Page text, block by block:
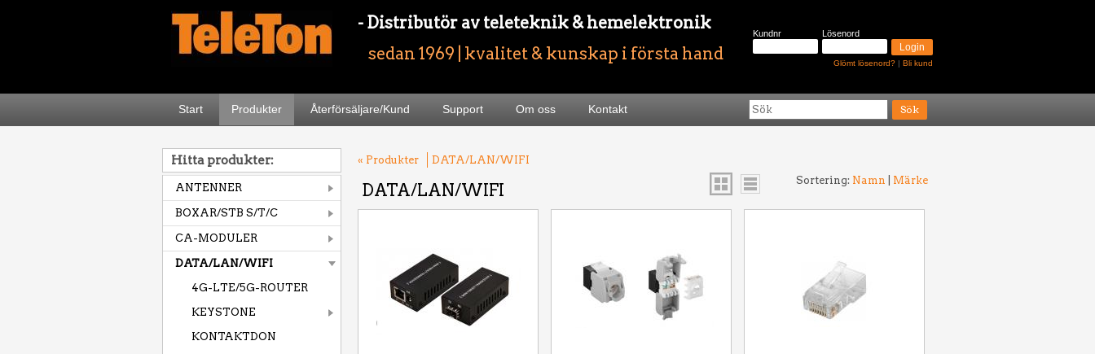
- Distributör av teleteknik & hemelektronik
sedan 1969 | kvalitet & kunskap i första hand
Kundnr Lösenord
Glömt lösenord? | Bli kund
Start Produkter Återförsäljare/Kund Support Om oss Kontakt
Hitta produkter:
ANTENNER
BOXAR/STB S/T/C
CA-MODULER
DATA/LAN/WIFI
4G-LTE/5G-ROUTER
KEYSTONE
KONTAKTDON
« Produkter DATA/LAN/WIFI
DATA/LAN/WIFI
Sortering: Namn Märke